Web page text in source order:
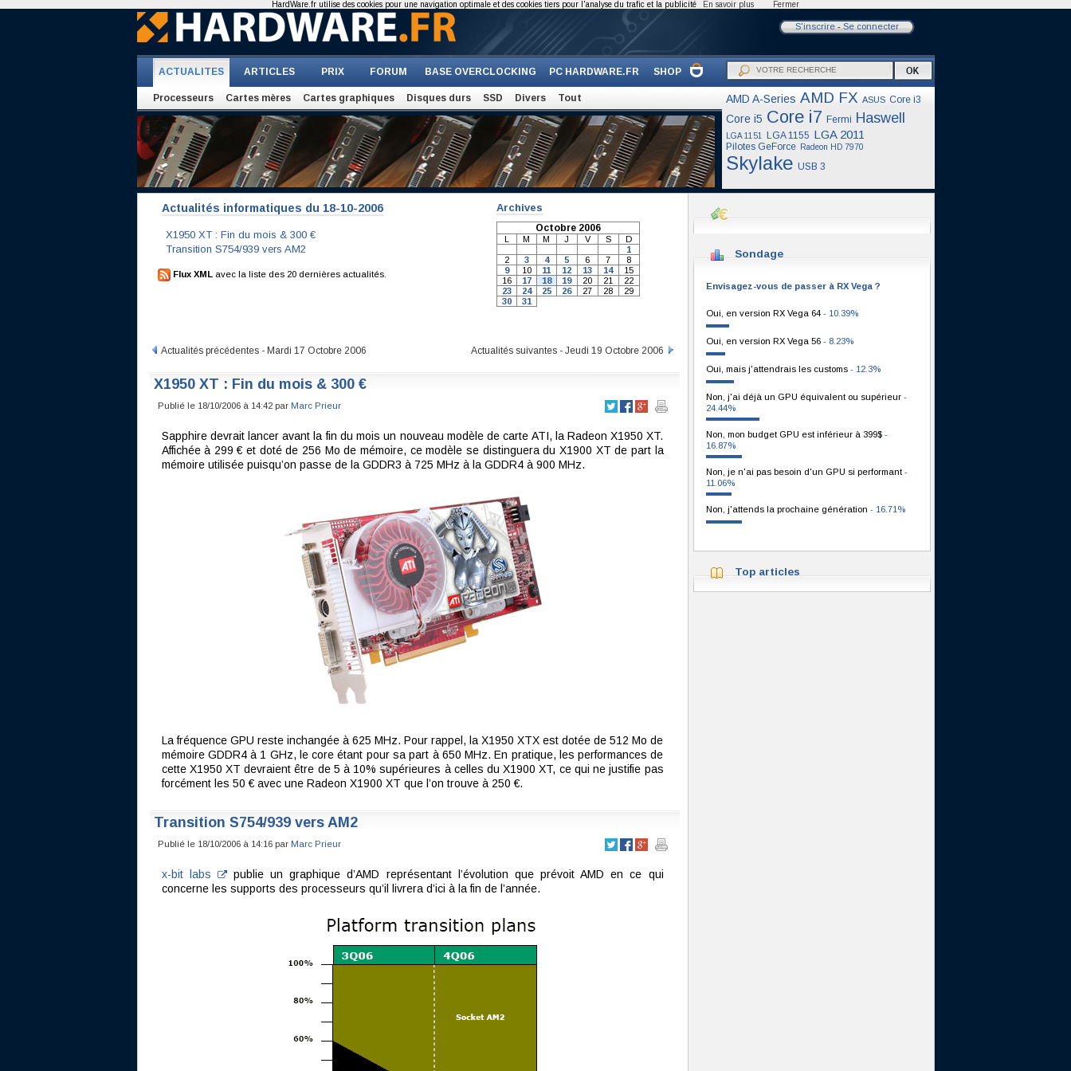
S'inscrire- Se connecter
ACTUALITES ARTICLES PRIX FORUM BASE OVERCLOCKING PC HARDWARE.FR SHOP
Processeurs Cartes mères Cartes graphiques Disques durs SSD Divers Tout AMD A-Series AMD FX ASUS Core i3
Core i5 Core i7 Fermi Haswell
LGA 1151 LGA 1155 LGA 2011
Pilotes GeForce Radeon HD 7970
Skylake USB 3
Actualités informatiques du 18-10-2006
X1950 XT : Fin du mois & 300 €
Transition S754/939 vers AM2
Flux XMLavec la liste des 20 dernières actualités.
Archives
Octobre 2006
L M M J V S
D
1
2
3 4 5 6 7
8
9
10 11 12 13 14
15
16
17 18 19 20 21
22
23
24 25 26 27 28
29
30
31
Actualités précédentes - Mardi 17 Octobre 2006 Actualités suivantes - Jeudi 19 Octobre 2006
X1950 XT : Fin du mois & 300 €
Publié le 18/10/2006 à 14:42 par Marc Prieur
Sapphire devrait lancer avant la fin du mois un nouveau modèle de carte ATI, la Radeon X1950 XT.
Affichée à 299 € et doté de 256 Mo de mémoire, ce modèle se distinguera du X1900 XT de part la
mémoire utilisée puisqu’on passe de la GDDR3 à 725 MHz à la GDDR4 à 900 MHz.
La fréquence GPU reste inchangée à 625 MHz. Pour rappel, la X1950 XTX est dotée de 512 Mo de
mémoire GDDR4 à 1 GHz, le core étant pour sa part à 650 MHz. En pratique, les performances de
cette X1950 XT devraient être de 5 à 10% supérieures à celles du X1900 XT, ce qui ne justifie pas
forcément les 50 € avec une Radeon X1900 XT que l’on trouve à 250 €.
Transition S754/939 vers AM2
Publié le 18/10/2006 à 14:16 par Marc Prieur
x-bit labs
publie un graphique d’AMD représentant l’évolution que prévoit AMD en ce qui
concerne les supports des processeurs qu’il livrera d’ici à la fin de l’année.
Sondage
Envisagez-vous de passer à RX Vega ?
Oui, en version RX Vega 64 - 10.39%
Oui, en version RX Vega 56 - 8.23%
Oui, mais j'attendrais les customs - 12.3%
Non, j'ai déjà un GPU équivalent ou supérieur -
24.44%
Non, mon budget GPU est inférieur à 399$ -
16.87%
Non, je n'ai pas besoin d'un GPU si performant -
11.06%
Non, j'attends la prochaine génération - 16.71%
Top articles
HardWare.fr utilise des cookies pour une navigation optimale et des cookies tiers pour l'analyse du trafic et la publicité En savoir plus Fermer